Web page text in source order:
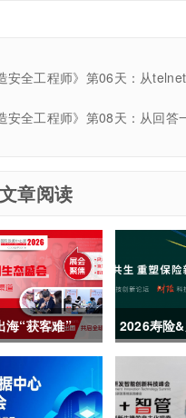
安全工程师》第06天：从
安全工程师》第08天：从回答
章阅读
海“获客难”
据中心展
”重构全球算力
2026寿险
坛圆满举办